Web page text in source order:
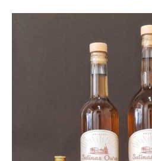
Os melhores Licores:
LICOR DE BANANA
LICOR DE CAFÉ
Conheça nosso Blog – Blog da